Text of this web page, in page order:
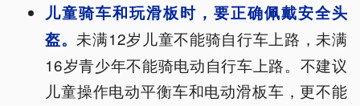
儿童骑车和玩滑板时，要正确佩戴安全头
盔。未满12岁儿童不能骑自行车上路，未满
16岁青少年不能骑电动自行车上路。不建议
儿童操作电动平衡车和电动滑板车，更不能